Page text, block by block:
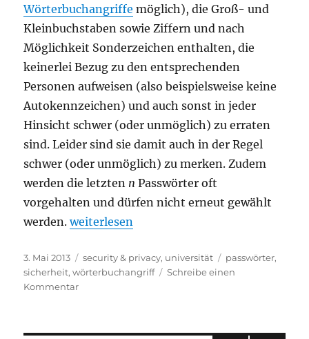
Wörterbuchangriffe möglich), die Groß- und
Kleinbuchstaben sowie Ziffern und nach
Möglichkeit Sonderzeichen enthalten, die
keinerlei Bezug zu den entsprechenden
Personen aufweisen (also beispielsweise keine
Autokennzeichen) und auch sonst in jeder
Hinsicht schwer (oder unmöglich) zu erraten
sind. Leider sind sie damit auch in der Regel
schwer (oder unmöglich) zu merken. Zudem
werden die letzten n Passwörter oft
vorgehalten und dürfen nicht erneut gewählt
werden.„Die Gefahr des häufigen
weiterlesen
Veröffentlicht
am
3. Mai 2013 Kategorien
security & privacy, universität Schlagwörter
passwörter,
sicherheit,wörterbuchangriff
Schreibe einen
Kommentarzu